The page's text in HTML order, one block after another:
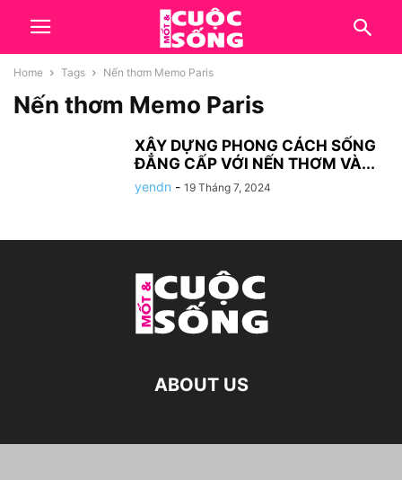
Home Tags Nến thơm Memo Paris
Nến thơm Memo Paris
XÂY DỰNG PHONG CÁCH SỐNG
ĐẲNG CẤP VỚI NẾN THƠM VÀ...
yendn - 19 Tháng 7, 2024
ABOUT US